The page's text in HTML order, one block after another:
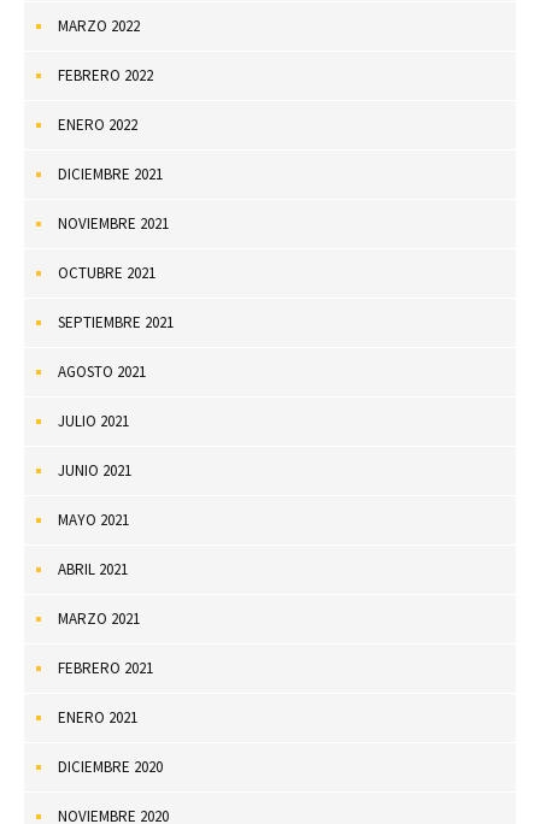
MARZO 2022
FEBRERO 2022
ENERO 2022
DICIEMBRE 2021
NOVIEMBRE 2021
OCTUBRE 2021
SEPTIEMBRE 2021
AGOSTO 2021
JULIO 2021
JUNIO 2021
MAYO 2021
ABRIL 2021
MARZO 2021
FEBRERO 2021
ENERO 2021
DICIEMBRE 2020
NOVIEMBRE 2020